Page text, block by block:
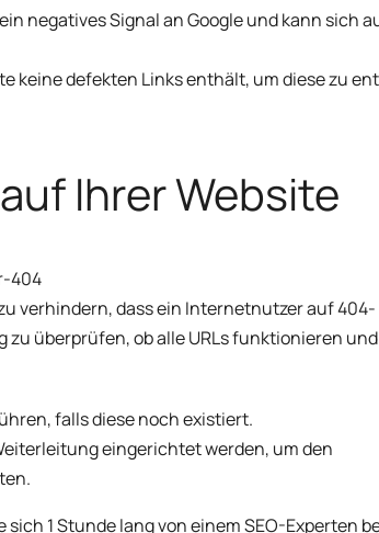
negatives Signal an Google und kann sich
keine defekten Links enthält, um diese zu
Ihrer Website
verhindern, dass ein Internetnutzer auf 404-
überprüfen, ob alle URLs funktionieren
falls diese noch existiert.
eingerichtet werden, um den
1 Stunde lang von einem SEO-Experten